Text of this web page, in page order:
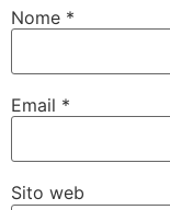
Nome *
Email *
Sito web